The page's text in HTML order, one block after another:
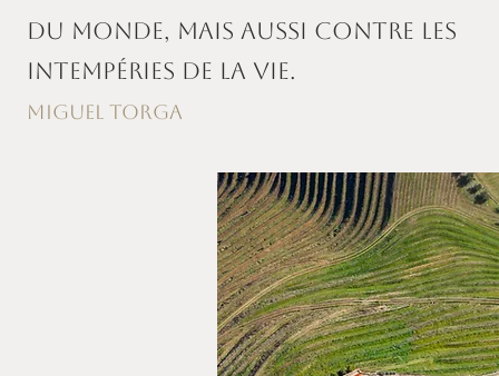
du monde, mais aussi contre les
intempéries de la vie.
Miguel Torga